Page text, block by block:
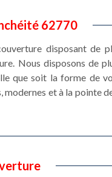
62770
disposant de
Nous disposons de
que soit la forme de
modernes et à la pointe